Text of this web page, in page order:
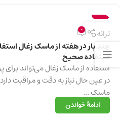
13
دسامبر
سلامت
ترانه 0
چند بار در هفته از ماسک زغال
استفاده صحیح
استفاده از ماسک زغال می‌تواند
در عین حال نیاز به دقت و مراقبت
ماسک ...
ادامهٔ خواندن